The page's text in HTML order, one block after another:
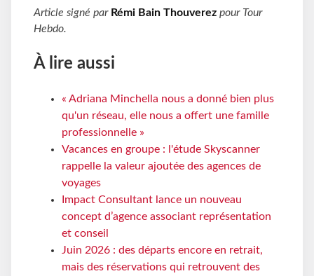
Article signé par Rémi Bain Thouverez pour Tour
Hebdo.
À lire aussi
« Adriana Minchella nous a donné bien plus
qu'un réseau, elle nous a offert une famille
professionnelle »
Vacances en groupe : l'étude Skyscanner
rappelle la valeur ajoutée des agences de
voyages
Impact Consultant lance un nouveau
concept d’agence associant représentation
et conseil
Juin 2026 : des départs encore en retrait,
mais des réservations qui retrouvent des